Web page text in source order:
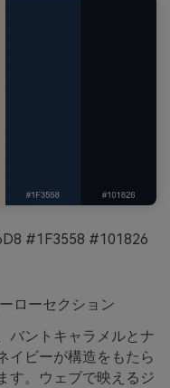
#1F3558 #101826
ローセクション
バントキャラメルとナ
イビーが構造をもたら
す。ウェブで映えるジ